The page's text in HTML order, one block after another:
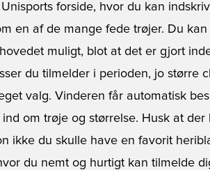
forside, hvor du kan
en af de mange fede trøjer. Du
muligt, blot at det er gjort
du tilmelder i perioden, jo større
valg. Vinderen får automatisk
om trøje og størrelse. Husk at der
ikke du skulle have en favorit
du nemt og hurtigt kan tilmelde